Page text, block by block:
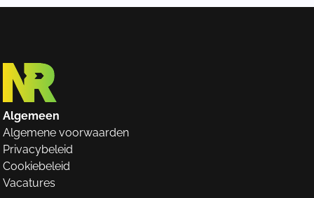
Algemeen
Algemene voorwaarden
Privacybeleid
Cookiebeleid
Vacatures